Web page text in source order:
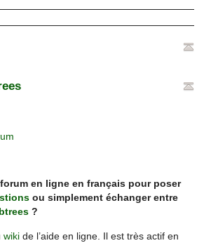
en ligne en français pour poser
ou simplement échanger entre
?
wikide l’aide en ligne. Il est très actif en